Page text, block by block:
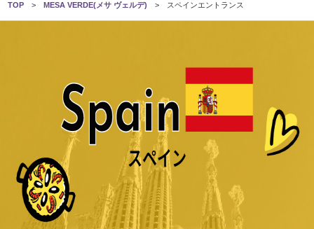
TOP MESA VERDE(メサ ヴェルデ) スペインエントランス